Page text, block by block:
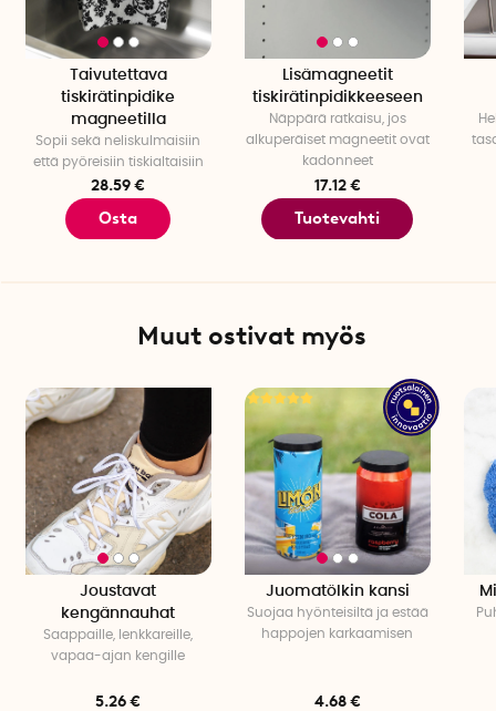
Taivutettava
tiskirätinpidike
magneetilla
Sopii sekä neliskulmaisiin
että pyöreisiin tiskialtaisiin
28.59 €
Osta
Lisämagneetit
tiskirätinpidikkeeseen
Näppärä ratkaisu, jos
alkuperäiset magneetit ovat
kadonneet
17.12 €
Tuotevahti
Muut ostivat myös
Joustavat
kengännauhat
Saappaille, lenkkareille,
vapaa-ajan kengille
5.26 €
Juomatölkin kansi
Suojaa hyönteisiltä ja estää
happojen karkaamisen
4.68 €